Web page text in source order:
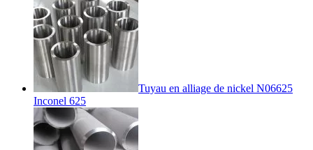
Tuyau en alliage de nickel N06625
Inconel 625